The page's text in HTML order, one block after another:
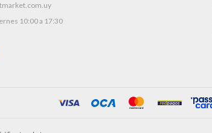
10:00 a 17:30